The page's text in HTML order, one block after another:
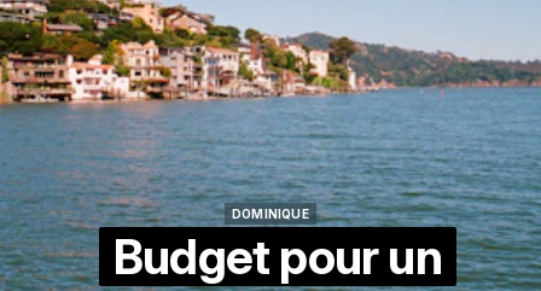
DOMINIQUE
Budget pour un